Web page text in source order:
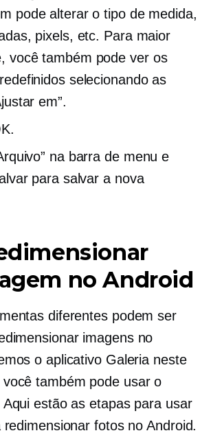
pode alterar o tipo de medida,
pixels, etc. Para maior
você também pode ver os
selecionando as
em”.
na barra de menu e
para salvar a nova
no Android
diferentes podem ser
imagens no
o aplicativo Galeria neste
também pode usar o
estão as etapas para usar
fotos no Android.